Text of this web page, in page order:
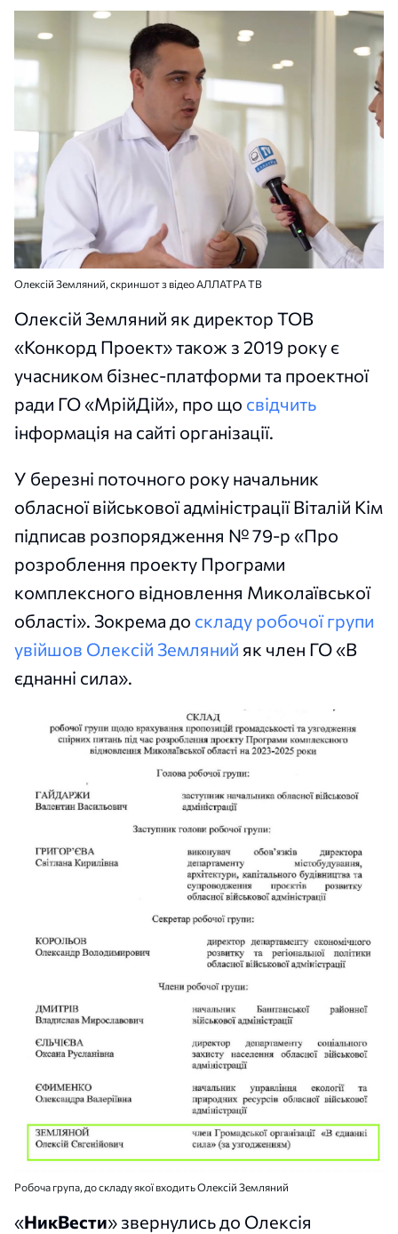
Олексій Земляний, скриншот з відео АЛЛАТРА ТВ
Олексій Земляний як директор ТОВ
«Конкорд Проект» також з 2019 року є
учасником бізнес-платформи та проектної
ради ГО «МрійДій», про що свідчить
інформація на сайті організації.
У березні поточного року начальник
обласної військової адміністрації Віталій Кім
підписав розпорядження № 79-р «Про
розроблення проекту Програми
комплексного відновлення Миколаївської
області». Зокрема до складу робочої групи
увійшов Олексій Земляний як член ГО «В
єднанні сила».
Робоча група, до складу якої входить Олексій Земляний
«НикВести» звернулись до Олексія